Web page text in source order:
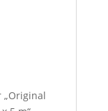
„Original